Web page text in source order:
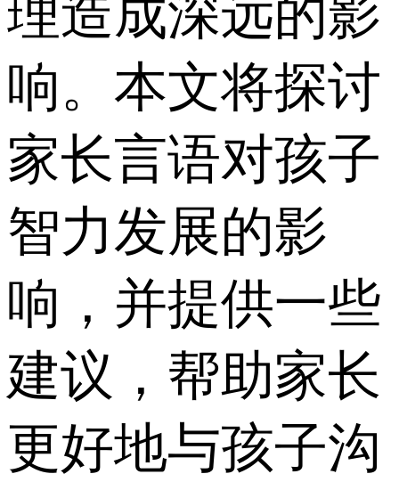
理造成深远的影
响。本文将探讨
家长言语对孩子
智力发展的影
响，并提供一些
建议，帮助家长
更好地与孩子沟